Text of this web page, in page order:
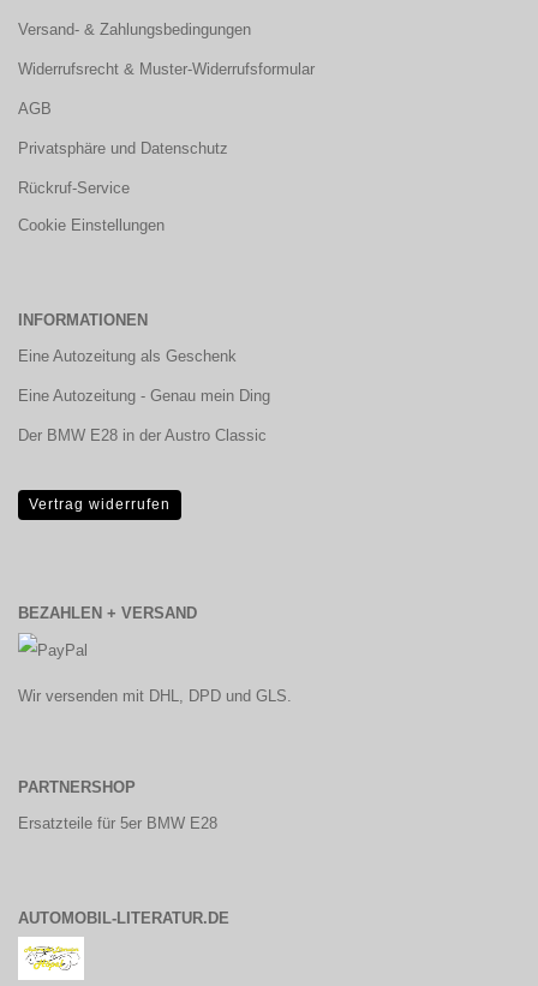
Versand- & Zahlungsbedingungen
Widerrufsrecht & Muster-Widerrufsformular
AGB
Privatsphäre und Datenschutz
Rückruf-Service
Cookie Einstellungen
INFORMATIONEN
Eine Autozeitung als Geschenk
Eine Autozeitung - Genau mein Ding
Der BMW E28 in der Austro Classic
Vertrag widerrufen
BEZAHLEN + VERSAND
Wir versenden mit DHL, DPD und GLS.
PARTNERSHOP
Ersatzteile für 5er BMW E28
AUTOMOBIL-LITERATUR.DE